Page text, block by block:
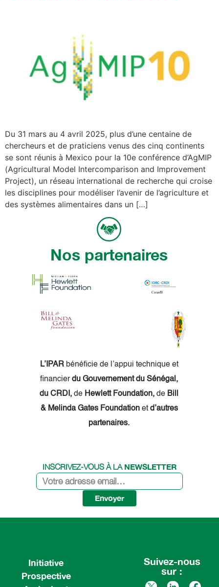
Du 31 mars au 4 avril 2025, plus d’une centaine de
chercheurs et de praticiens venus des cinq continents
se sont réunis à Mexico pour la 10e conférence d’AgMIP
(Agricultural Model Intercomparison and Improvement
Project), un réseau international de recherche qui croise
les disciplines pour modéliser l’avenir de l’agriculture et
des systèmes alimentaires dans un […]
Nos partenaires
L’IPARbénéficie de l’appui technique et
financierdu Gouvernement du Sénégal,
du CRDI, de Hewlett Foundation, de Bill
& Melinda Gates Foundation et d’autres
partenaires.
INSCRIVEZ-VOUS À LA NEWSLETTER
Envoyer
Initiative
Prospective
Suivez-nous
sur :